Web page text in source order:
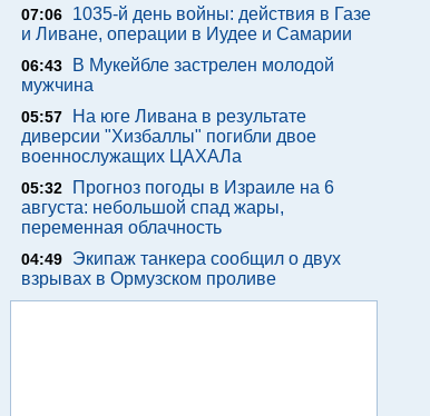
07:06
1035-й день войны: действия в Газе
и Ливане, операции в Иудее и Самарии
06:43
В Мукейбле застрелен молодой
мужчина
05:57
На юге Ливана в результате
диверсии "Хизбаллы" погибли двое
военнослужащих ЦАХАЛа
05:32
Прогноз погоды в Израиле на 6
августа: небольшой спад жары,
переменная облачность
04:49
Экипаж танкера сообщил о двух
взрывах в Ормузском проливе